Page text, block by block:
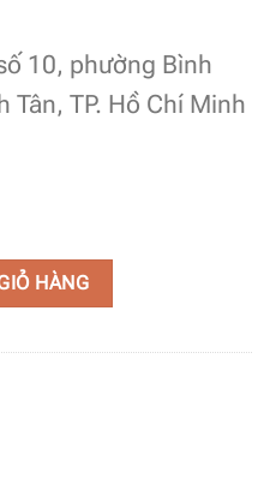
10, phường Bình
Tân, TP. Hồ Chí Minh
số lượng
HÀNG